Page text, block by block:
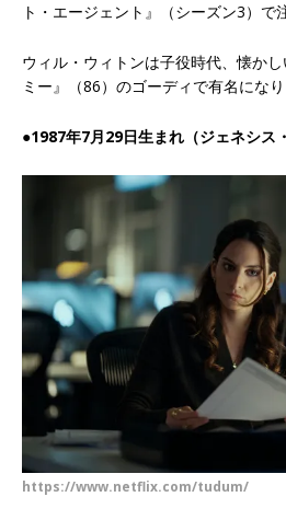
ト・エージェント』（シーズン3）で
ウィル・ウィトンは子役時代、懐か
ミー』（86）のゴーディで有名になり
●1987年7月29日生まれ（ジェネシス
https://www.netflix.com/tudum/